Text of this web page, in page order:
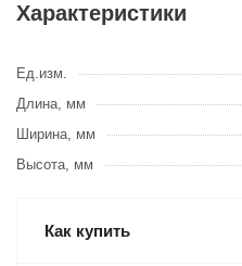
Характеристики
Ед.изм.
Длина, мм
Ширина, мм
Высота, мм
Как купить